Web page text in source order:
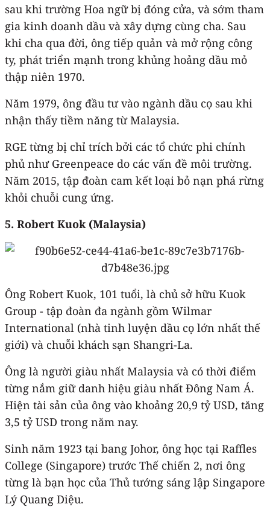
sau khi trường Hoa ngữ bị đóng cửa, và sớm tham
gia kinh doanh dầu và xây dựng cùng cha. Sau
khi cha qua đời, ông tiếp quản và mở rộng công
ty, phát triển mạnh trong khủng hoảng dầu mỏ
thập niên 1970.
Năm 1979, ông đầu tư vào ngành dầu cọ sau khi
nhận thấy tiềm năng từ Malaysia.
RGE từng bị chỉ trích bởi các tổ chức phi chính
phủ như Greenpeace do các vấn đề môi trường.
Năm 2015, tập đoàn cam kết loại bỏ nạn phá rừng
khỏi chuỗi cung ứng.
5. Robert Kuok (Malaysia)
Ông Robert Kuok, 101 tuổi, là chủ sở hữu Kuok
Group - tập đoàn đa ngành gồm Wilmar
International (nhà tinh luyện dầu cọ lớn nhất thế
giới) và chuỗi khách sạn Shangri-La.
Ông là người giàu nhất Malaysia và có thời điểm
từng nắm giữ danh hiệu giàu nhất Đông Nam Á.
Hiện tài sản của ông vào khoảng 20,9 tỷ USD, tăng
3,5 tỷ USD trong năm nay.
Sinh năm 1923 tại bang Johor, ông học tại Raffles
College (Singapore) trước Thế chiến 2, nơi ông
từng là bạn học của Thủ tướng sáng lập Singapore
Lý Quang Diệu.